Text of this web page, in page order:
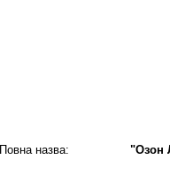
Повна назва:
"Озон